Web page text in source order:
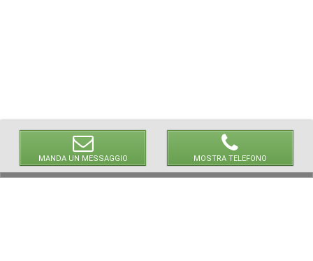
MANDA UN MESSAGGIO MOSTRA TELEFONO